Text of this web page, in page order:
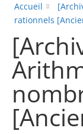
Accueil
rationnels